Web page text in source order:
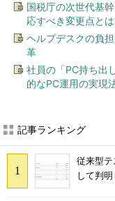
国税庁の次世代基
応すべき変更点と
ヘルプデスクの負
革
社員の「PC持ち出
的なPC運用の実現
記事ランキング
従来型
して判